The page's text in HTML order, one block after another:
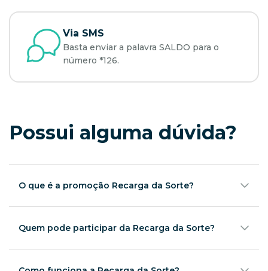
Via SMS
Basta enviar a palavra SALDO para o
número *126.
Possui alguma dúvida?
O que é a promoção Recarga da Sorte?
recargas recorrentes por meio de uma jornada
realiza uma recarga qualificada, ele avança 1 casa na
trilha e pode desbloquear benefícios, receber
Quem pode participar da Recarga da Sorte?